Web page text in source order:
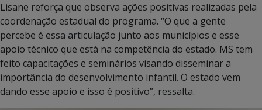
Lisane reforça que observa ações positivas realizadas pela
coordenação estadual do programa. “O que a gente
percebe é essa articulação junto aos municípios e esse
apoio técnico que está na competência do estado. MS tem
feito capacitações e seminários visando disseminar a
importância do desenvolvimento infantil. O estado vem
dando esse apoio e isso é positivo”, ressalta.